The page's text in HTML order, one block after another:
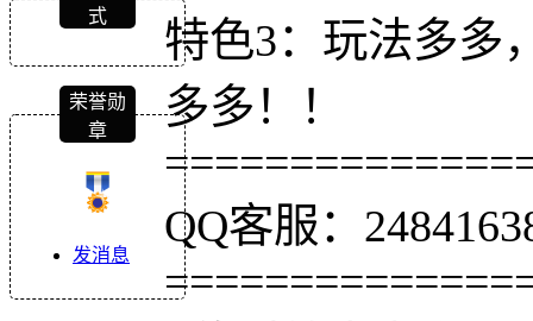
式
荣誉勋
章
发消息
特色3：玩法多多
多多！！
QQ客服：